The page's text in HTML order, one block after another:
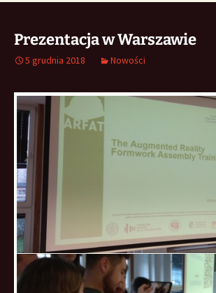
Prezentacja w Warszawie
5 grudnia 2018 Nowości